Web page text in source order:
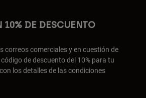
DE DESCUENTO
correos comerciales y en cuestión de
de descuento del 10% para tu
los detalles de las condiciones